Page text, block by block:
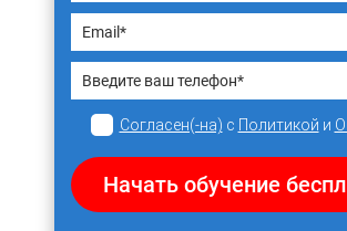
Согласен(-на) с Политикой и
Начать обучение